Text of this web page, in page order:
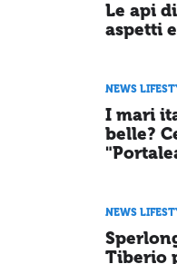
Le api
aspetti
NEWS
I mari
belle?
NEWS
Tiberio